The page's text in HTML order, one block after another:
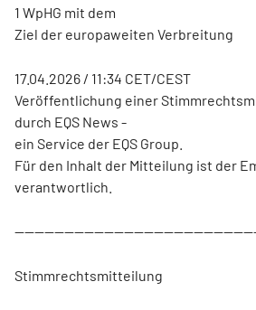
1 WpHG mit dem
Ziel der europaweiten Verbreitung
17.04.2026 / 11:34 CET/CEST
Veröffentlichung einer
durch EQS News -
ein Service der EQS Group.
Für den Inhalt der Mitteilung ist der
verantwortlich.
Stimmrechtsmitteilung